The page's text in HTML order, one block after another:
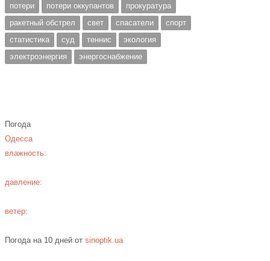
потери
потери оккупантов
прокуратура
ракетный обстрел
свет спасатели
спорт
статистика
суд теннис
экология
электроэнергия
энергоснабжение
Погода
Одесса
влажность:
давление:
ветер:
Погода на 10 дней отsinoptik.ua